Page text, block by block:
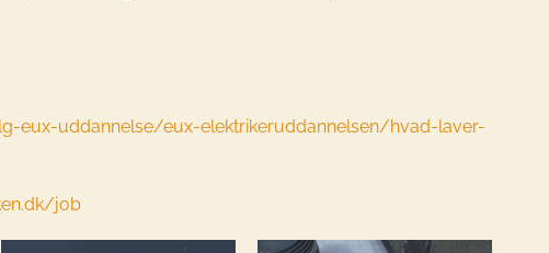
eux-uddannelse/eux-elektrikeruddannelsen/hvad-laver-
job